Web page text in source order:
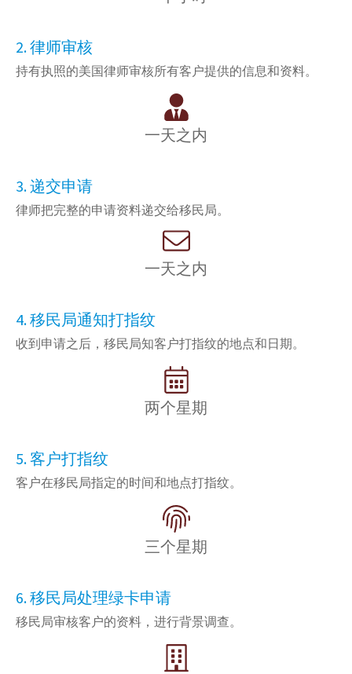
2. 律师审核
持有执照的美国律师审核所有客户提供的信息和资料。
一天之内
3. 递交申请
律师把完整的申请资料递交给移民局。
一天之内
4. 移民 局通知打指纹
收到申请之后，移民局知客户打指纹的地点和日期。
两个星期
5. 客户打指纹
客户在移民局指定的时间和地点打指纹。
三个星期
6. 移民局处理绿卡申请
移民局审核客户的资料，进行背景调查。